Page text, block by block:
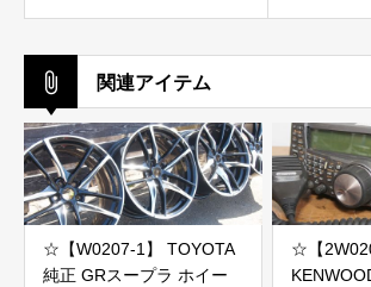
関連アイテム
☆【W0207-1】 TOYOTA
純正 GRスープラ ホイー
☆【